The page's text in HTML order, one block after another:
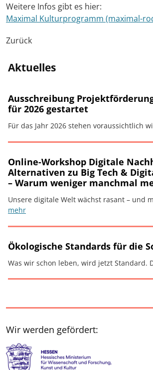
Weitere Infos gibt es hier:
Maximal Kulturprogramm (maximal-
Zurück
Aktuelles
Ausschreibung
für 2026 gestartet
Für das Jahr 2026 stehen voraussichtlich
Online-Workshop Digitale
Alternativen zu Big Tech &
– Warum weniger manchmal
Unsere digitale Welt wächst rasant – und
mehr
Ökologische Standards für die
Was wir schon leben, wird jetzt Standard.
Wir werden gefördert: